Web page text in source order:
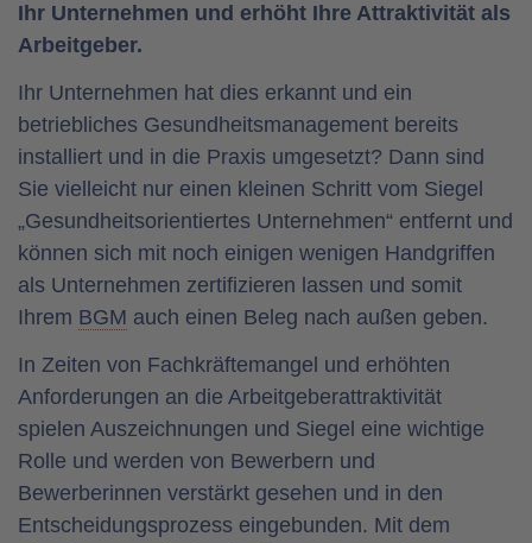
Ihr Unternehmen und erhöht Ihre Attraktivität als
Arbeitgeber.
Ihr Unternehmen hat dies erkannt und ein
betriebliches Gesundheitsmanagement bereits
installiert und in die Praxis umgesetzt? Dann sind
Sie vielleicht nur einen kleinen Schritt vom Siegel
„Gesundheitsorientiertes Unternehmen“ entfernt und
können sich mit noch einigen wenigen Handgriffen
als Unternehmen zertifizieren lassen und somit
Ihrem BGM auch einen Beleg nach außen geben.
In Zeiten von Fachkräftemangel und erhöhten
Anforderungen an die Arbeitgeberattraktivität
spielen Auszeichnungen und Siegel eine wichtige
Rolle und werden von Bewerbern und
Bewerberinnen verstärkt gesehen und in den
Entscheidungsprozess eingebunden. Mit dem